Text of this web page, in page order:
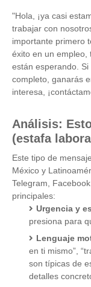
"Hola, ¡ya casi
trabajar con
importante primero
éxito en un empleo,
están esperando.
completo, ganarás
interesa,
Análisis:
(estafa
Este tipo de
México y
Telegram,
principales:
Urgencia y
presiona para
Lenguaje
en ti mismo”,
son típicas de
detalles